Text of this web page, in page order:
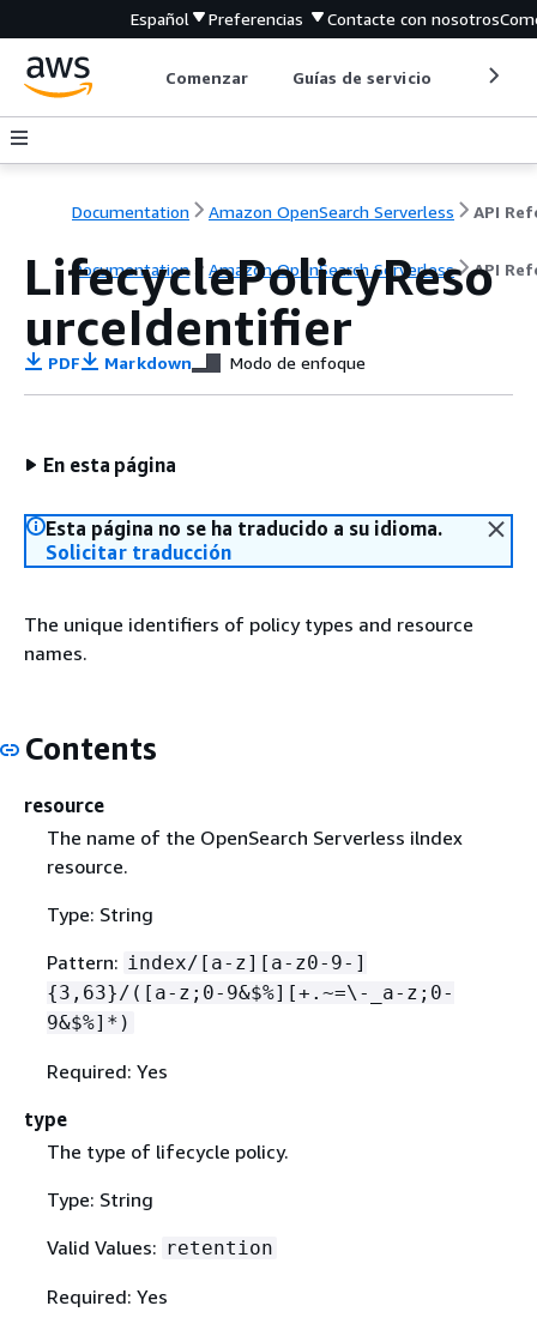
Español Preferencias Contacte con nosotros
Comenzar Guías de servicio
Documentation Amazon OpenSearch Serverless
Documentation Amazon OpenSearch Serverless API
LifecyclePolicyReso
urceIdentifier
PDF Markdown Modo de enfoque
En esta página
Esta página no se ha traducido a su idioma.
Solicitar traducción
The unique identifiers of policy types and resource
names.
Contents
resource
The name of the OpenSearch Serverless ilndex
resource.
Type: String
Pattern: index/[a-z][a-z0-9-]
{3,63}/([a-z;0-9&$%][+.~=\-_a-z;0-
9&$%]*)
Required: Yes
type
The type of lifecycle policy.
Type: String
Valid Values: retention
Required: Yes